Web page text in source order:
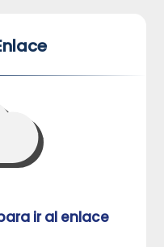
ir al enlace